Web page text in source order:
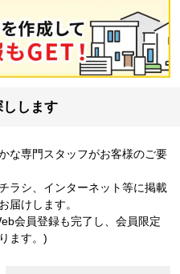
します
な専門スタッフがお客様のご要
ラシ、インターネット等に掲載
届けします。
会員登録も完了し、会員限定
ます。)